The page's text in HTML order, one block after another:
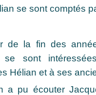
se sont comptés
de la fin des
se sont
Hélian et à ses
a pu écouter